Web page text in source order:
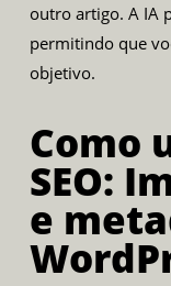
outro artigo. A IA
permitindo que
objetivo.
Como
SEO:
e